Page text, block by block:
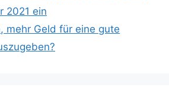
2021 ein
mehr Geld für eine gute